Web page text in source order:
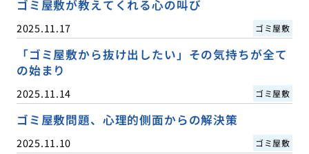
ゴミ屋敷が教えてくれる心の叫び
2025.11.17 ゴミ屋敷
「ゴミ屋敷から抜け出したい」その気持ちが全て
の始まり
2025.11.14 ゴミ屋敷
ゴミ屋敷問題、心理的側面からの解決策
2025.11.10 ゴミ屋敷